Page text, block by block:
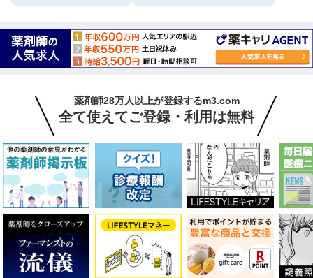
薬剤師28万人以上が登録するm3.com
全て使えてご登録・利用は無料